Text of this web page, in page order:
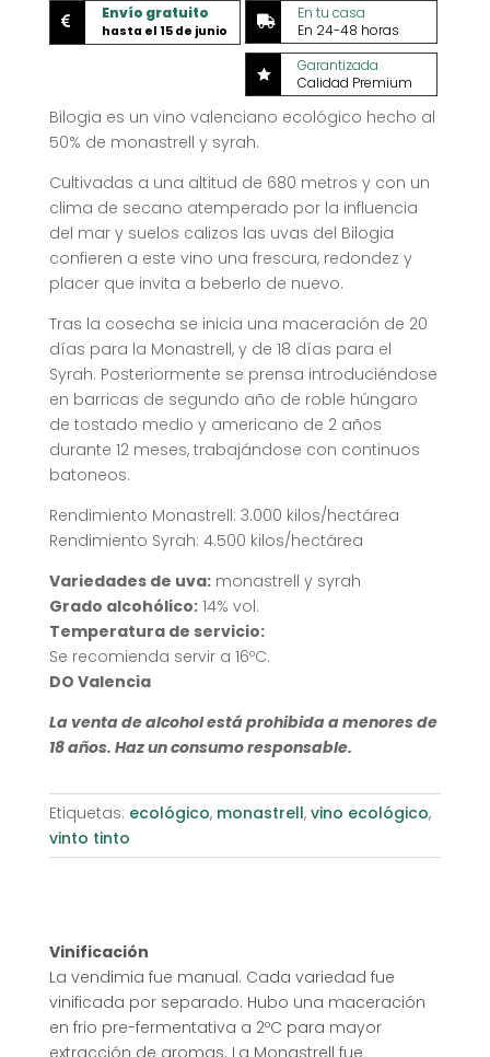
 Envío gratuito
hasta el 15 de junio

En tu casa
En 24-48 horas

Garantizada
Calidad Premium
Bilogia es un vino valenciano ecológico hecho al
50% de monastrell y syrah.
Cultivadas a una altitud de 680 metros y con un
clima de secano atemperado por la influencia
del mar y suelos calizos las uvas del Bilogia
confieren a este vino una frescura, redondez y
placer que invita a beberlo de nuevo.
Tras la cosecha se inicia una maceración de 20
días para la Monastrell, y de 18 días para el
Syrah. Posteriormente se prensa introduciéndose
en barricas de segundo año de roble húngaro
de tostado medio y americano de 2 años
durante 12 meses, trabajándose con continuos
batoneos.
Rendimiento Monastrell: 3.000 kilos/hectárea
Rendimiento Syrah: 4.500 kilos/hectárea
Variedades de uva:monastrell y syrah
Grado alcohólico:14% vol.
Temperatura de servicio:
Se recomienda servir a 16ºC.
DO Valencia
La venta de alcohol está prohibida a menores de
18 años. Haz un consumo responsable.
Etiquetas: ecológico, monastrell, vino ecológico,
vinto tinto
Vinificación
La vendimia fue manual. Cada variedad fue
vinificada por separado. Hubo una maceración
en frio pre-fermentativa a 2ºC para mayor